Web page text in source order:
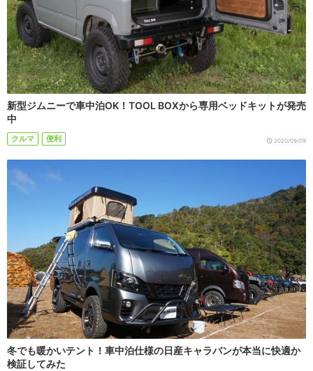
新型ジムニーで車中泊OK！TOOL BOXから専用ベッドキットが発売
中
クルマ 便利 2020/09/09
冬でも暖かいテント！車中泊仕様の日産キャラバンが本当に快適か
検証してみた